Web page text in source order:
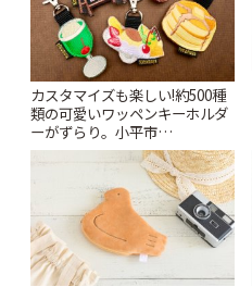
カスタマイズも楽しい!約500種
類の可愛いワッペンキーホルダ
ーがずらり。小平市
「Kimamaya T&K」 | ことりっ